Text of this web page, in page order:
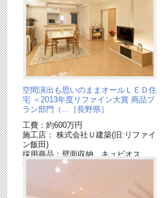
空間演出も思いのままオールＬＥＤ住
宅 ＜2013年度リファイン大賞 商品プ
ラン部門（...［長野県］
工費：約600万円
施工店： 株式会社Ｕ建築(旧:リファイ
ン飯田)
採用商品：壁面収納 キュビオス
採用商品：リビングステーションS[終